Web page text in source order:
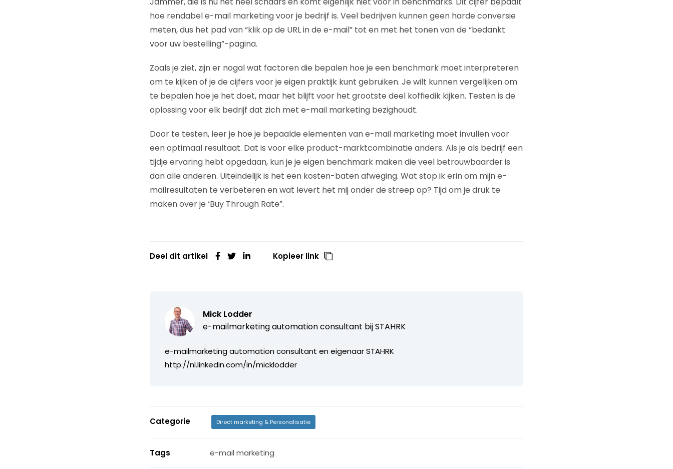
hoe rendabel e-mail marketing voor je bedrijf is. Veel bedrijven kunnen geen harde conversie
meten, dus het pad van “klik op de URL in de e-mail” tot en met het tonen van de “bedankt
voor uw bestelling”-pagina.
Zoals je ziet, zijn er nogal wat factoren die bepalen hoe je een benchmark moet interpreteren
om te kijken of je de cijfers voor je eigen praktijk kunt gebruiken. Je wilt kunnen vergelijken om
te bepalen hoe je het doet, maar het blijft voor het grootste deel koffiedik kijken. Testen is de
oplossing voor elk bedrijf dat zich met e-mail marketing bezighoudt.
Door te testen, leer je hoe je bepaalde elementen van e-mail marketing moet invullen voor
een optimaal resultaat. Dat is voor elke product-marktcombinatie anders. Als je als bedrijf een
tijdje ervaring hebt opgedaan, kun je je eigen benchmark maken die veel betrouwbaarder is
dan alle anderen. Uiteindelijk is het een kosten-baten afweging. Wat stop ik erin om mijn e-
mailresultaten te verbeteren en wat levert het mij onder de streep op? Tijd om je druk te
maken over je ‘Buy Through Rate”.
Deel dit artikel Kopieer link
Mick Lodder
e-mailmarketing automation consultant bijSTAHRK
e-mailmarketing automation consultant en eigenaar STAHRK
http://nl.linkedin.com/in/micklodder
Categorie Direct marketing & Personalisatie
Tags e-mail marketing